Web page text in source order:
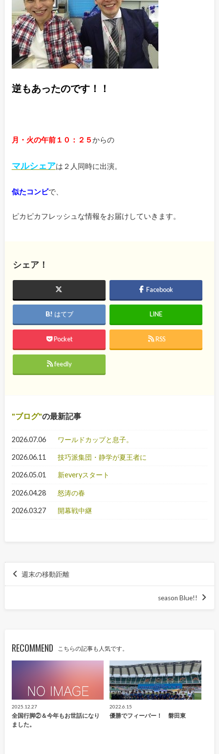
逆もあったのです！！
月・火の午前１０：２５からの
マルシェアは２人同時に出演。
似たコンビで、
ピカピカフレッシュな情報をお届けしていきます。
シェア！
Facebook
はてブ LINE
Pocket RSS
feedly
ブログ の最新記事
2026.07.06 ワールドカップと息子。
2026.06.11 技巧派集団・静学が夏王者に
2026.05.01 新everyスタート
2026.04.28 怒涛の春
2026.03.27 開幕戦中継
週末の移動距離
season Blue!!
RECOMMEND こちらの記事も人気です。
2025.12.27
全国行脚②＆今年もお世話になり
ました。
2022.6.15
優勝でフィーバー！ 磐田東